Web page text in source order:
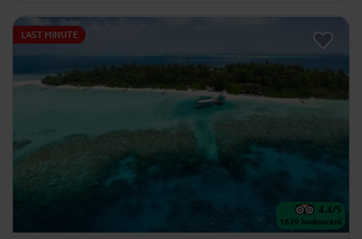
LAST MINUTE
4.4/5
1639 hodnocení